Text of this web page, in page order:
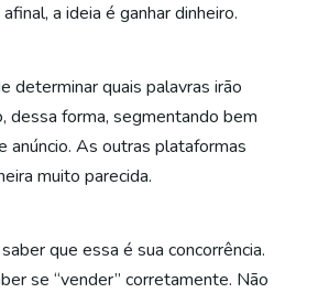
a ideia é ganhar dinheiro.
determinar quais palavras irão
dessa forma, segmentando bem
anúncio. As outras plataformas
muito parecida.
que essa é sua concorrência.
se “vender” corretamente. Não